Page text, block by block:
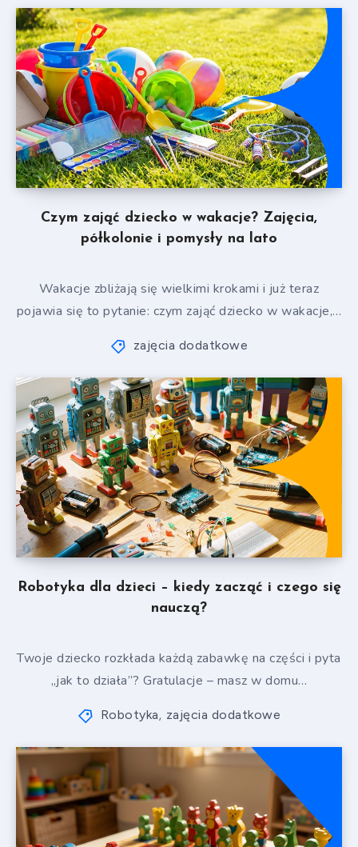
Czym zająć dziecko w wakacje? Zajęcia,
półkolonie i pomysły na lato
Wakacje zbliżają się wielkimi krokami i już teraz
pojawia się to pytanie: czym zająć dziecko w wakacje,…
zajęcia dodatkowe
Robotyka dla dzieci – kiedy zacząć i czego się
nauczą?
Twoje dziecko rozkłada każdą zabawkę na części i pyta
„jak to działa”? Gratulacje – masz w domu…
Robotyka, zajęcia dodatkowe